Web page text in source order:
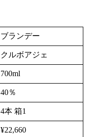
ブランデー
クルボアジェ
700ml
40％
4本 箱1
¥22,660